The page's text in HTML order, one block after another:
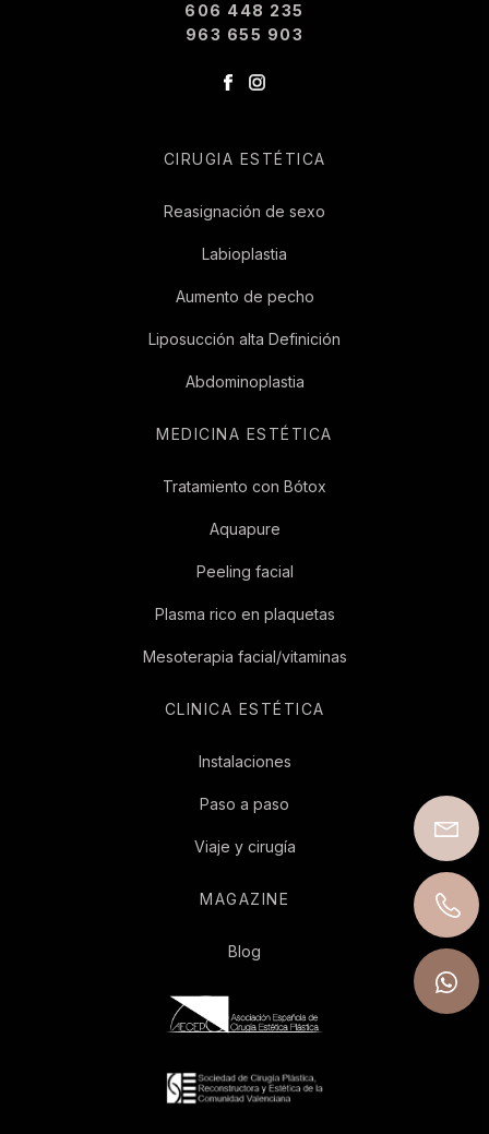
606 448 235
963 655 903
CIRUGIA ESTÉTICA
Reasignación de sexo
Labioplastia
Aumento de pecho
Liposucción alta Definición
Abdominoplastia
MEDICINA ESTÉTICA
Tratamiento con Bótox
Aquapure
Peeling facial
Plasma rico en plaquetas
Mesoterapia facial/vitaminas
CLINICA ESTÉTICA
Instalaciones
Paso a paso
Viaje y cirugía
MAGAZINE
Blog